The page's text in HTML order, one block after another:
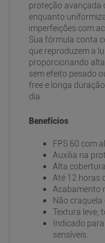
proteção avançada
enquanto
imperfeições com
Sua fórmula conta
que reproduzem a
proporcionando
sem efeito pesado
free e longa
dia.
Benefícios
FPS 60 com
Auxilia na
Alta
Até 12 horas
Acabamento
Não craquela
Textura leve,
Indicado
sensíveis.